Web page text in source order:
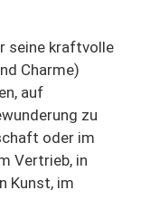
seine kraftvolle
Charme)
auf
zu
oder im
Vertrieb, in
Kunst, im